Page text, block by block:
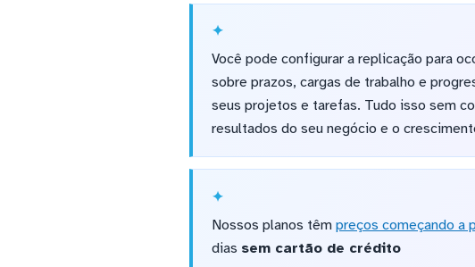
Você pode configurar a replicação para
sobre prazos, cargas de trabalho e
seus projetos e tarefas. Tudo isso sem
resultados do seu negócio e o
Nossos planos têm preços começando a
dias sem cartão de crédito